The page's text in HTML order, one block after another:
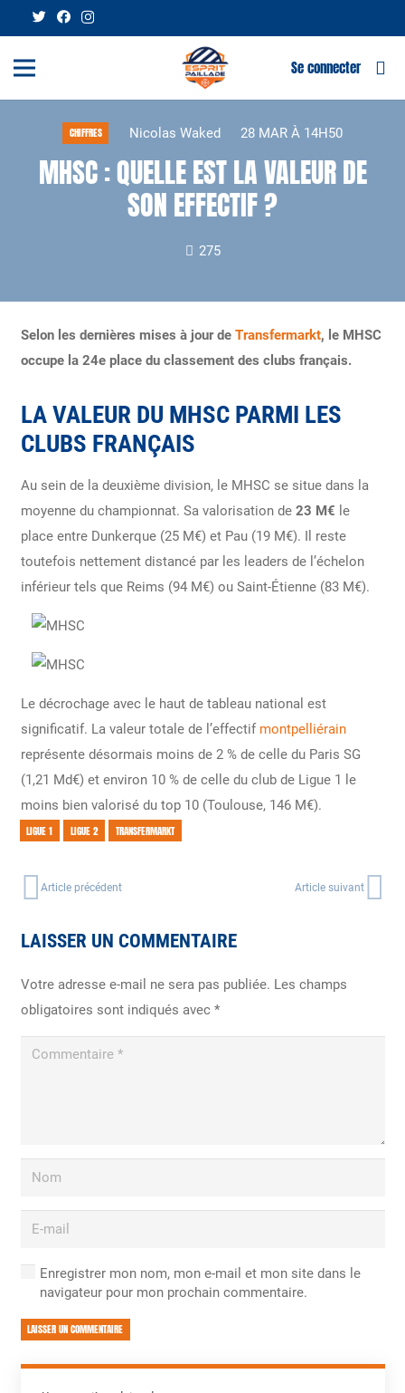
Se connecter
CHIFFRES Nicolas Waked 28 MAR À 14H50
MHSC : QUELLE EST LA VALEUR DE
SON EFFECTIF ?
275
Selon les dernières mises à jour de Transfermarkt, le MHSC
occupe la 24e place du classement des clubs français.
LA VALEUR DU MHSC PARMI LES
CLUBS FRANÇAIS
Au sein de la deuxième division, le MHSC se situe dans la
moyenne du championnat. Sa valorisation de 23 M€ le
place entre Dunkerque (25 M€) et Pau (19 M€). Il reste
toutefois nettement distancé par les leaders de l’échelon
inférieur tels que Reims (94 M€) ou Saint-Étienne (83 M€).
Le décrochage avec le haut de tableau national est
significatif. La valeur totale de l’effectif montpelliérain
représente désormais moins de 2 % de celle du Paris SG
(1,21 Md€) et environ 10 % de celle du club de Ligue 1 le
moins bien valorisé du top 10 (Toulouse, 146 M€).
LIGUE 1 LIGUE 2 TRANSFERMARKT
Article précédent Article suivant
LAISSER UN COMMENTAIRE
Votre adresse e-mail ne sera pas publiée. Les champs
obligatoires sont indiqués avec *
Enregistrer mon nom, mon e-mail et mon site dans le
navigateur pour mon prochain commentaire.
LAISSER UN COMMENTAIRE